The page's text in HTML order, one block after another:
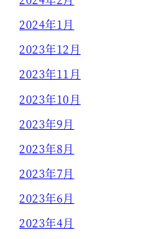
2024年1月
2023年12月
2023年11月
2023年10月
2023年9月
2023年8月
2023年7月
2023年6月
2023年4月